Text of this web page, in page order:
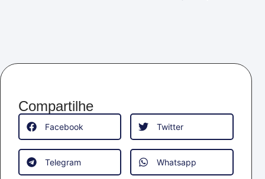
Compartilhe
Facebook Twitter
Telegram Whatsapp